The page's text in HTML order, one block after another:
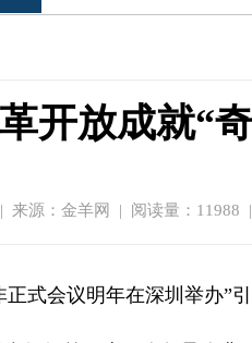
开放成就“
| 来源：金羊网 | 阅读量：
式会议明年在深圳举办”